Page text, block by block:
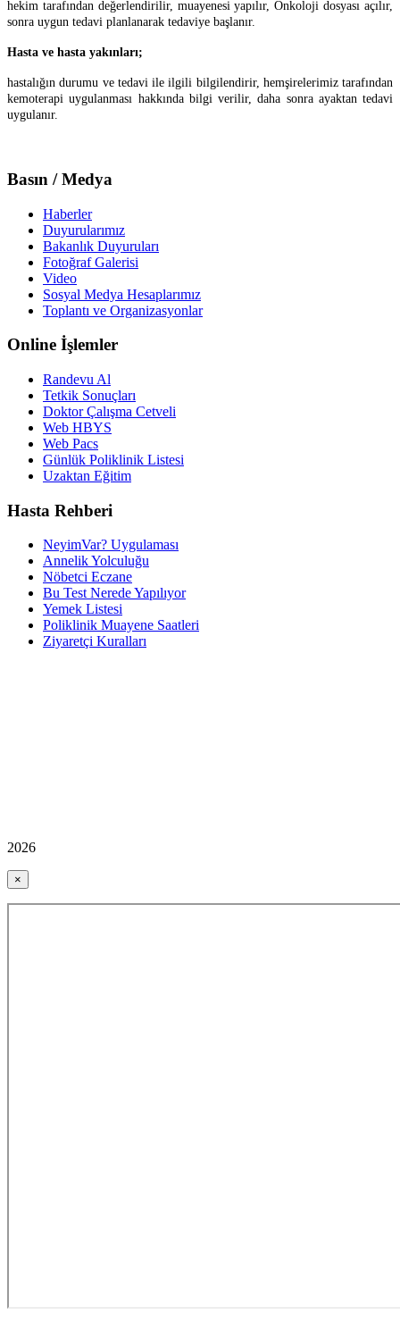
hekim tarafından değerlendirilir, muayenesi yapılır, Onkoloji dosyası açılır,
sonra uygun tedavi planlanarak tedaviye başlanır.
Hasta ve hasta yakınları;
hastalığın durumu ve tedavi ile ilgili bilgilendirir, hemşirelerimiz tarafından
kemoterapi uygulanması hakkında bilgi verilir, daha sonra ayaktan tedavi
uygulanır.
Basın / Medya
Haberler
Duyurularımız
Bakanlık Duyuruları
Fotoğraf Galerisi
Video
Sosyal Medya Hesaplarımız
Toplantı ve Organizasyonlar
Online İşlemler
Randevu Al
Tetkik Sonuçları
Doktor Çalışma Cetveli
Web HBYS
Web Pacs
Günlük Poliklinik Listesi
Uzaktan Eğitim
Hasta Rehberi
NeyimVar? Uygulaması
Annelik Yolculuğu
Nöbetci Eczane
Bu Test Nerede Yapılıyor
Yemek Listesi
Poliklinik Muayene Saatleri
Ziyaretçi Kuralları
2026
×